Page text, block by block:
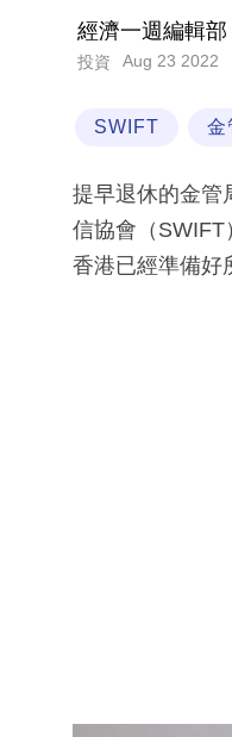
經濟一週編輯部
投資 Aug 23 2022
SWIFT 金
提早退休的金管
信協會（
香港已經準備好